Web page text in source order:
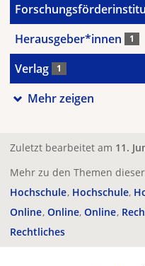
Herausgeber*innen 1
Verlag 1
Mehr zeigen
Zuletzt bearbeitet am 11.
Mehr zu den Themen
Hochschule Hochschule
Online Online Online
Rechtliches